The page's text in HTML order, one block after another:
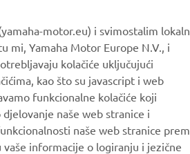
local Yamaha dealer.
motor.eu) i svimostalim
mi, Yamaha Motor Europe N.V., i
kolačiće uključujući
kao što su javascript i web
funkcionalne kolačiće koji
naše web stranice i
naše web stranice
informacije o logiranju i jezične